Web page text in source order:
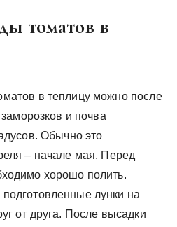
томатов в
в теплицу можно после
заморозков и почва
Обычно это
– начале мая. Перед
хорошо полить.
лунки на
от друга. После высадки